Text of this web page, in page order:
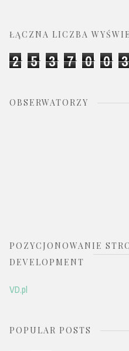
ŁĄCZNA LICZBA
2 5 3 7 0 0 3
OBSERWATORZY
POZYCJONOWANIE
DEVELOPMENT
VD.pl
POPULAR POSTS